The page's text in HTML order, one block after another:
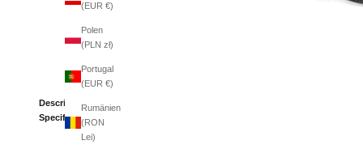
(EUR €)
Polen
(PLN zł)
Portugal
(EUR €)
Rumänien
(RON
Lei)
Description
Specifications